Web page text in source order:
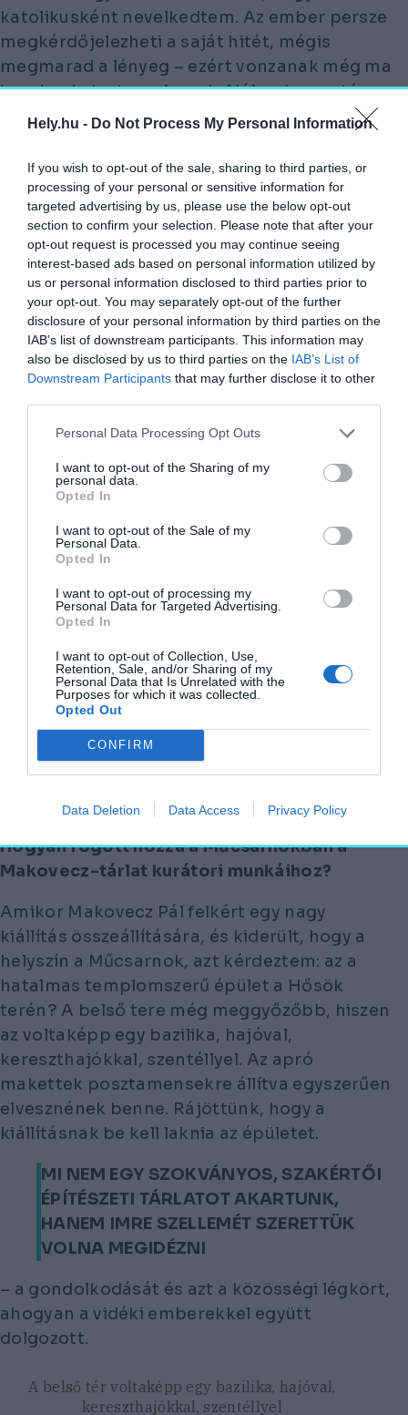
Hely.hu - Do Not Process My Personal Information
If you wish to opt-out of the sale, sharing to third parties, or
processing of your personal or sensitive information for
targeted advertising by us, please use the below opt-out
section to confirm your selection. Please note that after your
opt-out request is processed you may continue seeing
interest-based ads based on personal information utilized by
us or personal information disclosed to third parties prior to
your opt-out. You may separately opt-out of the further
disclosure of your personal information by third parties on the
IAB’s list of downstream participants. This information may
also be disclosed by us to third parties on the IAB’s List of
Downstream Participants that may further disclose it to other
Personal Data Processing Opt Outs
I want to opt-out of the Sharing of my
personal data.
Opted In
I want to opt-out of the Sale of my
Personal Data.
Opted In
I want to opt-out of processing my
Personal Data for Targeted Advertising.
Opted In
I want to opt-out of Collection, Use,
Retention, Sale, and/or Sharing of my
Personal Data that Is Unrelated with the
Purposes for which it was collected.
Opted Out
CONFIRM
Data Deletion Data Access Privacy Policy
katolikusként nevelkedtem. Az ember persze
megkérdőjelezheti a saját hitét, mégis
megmarad a lényeg – ezért vonzanak még ma
is sokunkat a templomok. Nála a keresztény
réteg alatt érezni lehetett egy kereszténység
civilizáció előtti kultúrákért, főként a
keltákért. Írországban és Skóciában olyan
szimbólumokat és szerkezeteket ismert fel,
amelyek közel álltak az ősi magyar
gyökerekhez. Az olyan tájak, mint a Skót
Felföld, Erdélyt juttatták eszébe, mert
tágasak, vadak, kicsit kísértetiesek.
EGY NAP LERAJZOLTA AZ ÉLETFÁT: FENT
A FÉNYBEN IS FA, LENT A SÖTÉT FÖLDBEN
IS FA, ÉG ÉS FÖLD EGYMÁS TÜKÖRKÉPE…
Aztán Jézus Krisztust rajzolta le, amint
angyalként alászáll. Ez számára a keresztény
Hiszekegyképi megfelelője volt: „Alászállt a
hanem az ürességbe ereszkedett le, hogy
onnan lelkeket hozzon fel a világosságra.
Emiatt alkalmazott például üvegpadlót,
amely a lenti világot is feltárja: angyalok és
ember ezen a feszültségen átlépve halad a
fény felé. Mindez teológia, épített térben
megformálva.
"Egy nap lerajzolta az Életfát..."
Ugorjunk egyet a mostani kiállításra.
Hogyan fogott hozzá a Műcsarnokban a
Makovecz-tárlat kurátori munkáihoz?
Amikor Makovecz Pál felkért egy nagy
kiállítás összeállítására, és kiderült, hogy a
helyszín a Műcsarnok, azt kérdeztem: az a
hatalmas templomszerű épület a Hősök
terén? A belső tere még meggyőzőbb, hiszen
az voltaképp egy bazilika, hajóval,
kereszthajókkal, szentéllyel. Az apró
makettek posztamensekre állítva egyszerűen
elvesznének benne. Rájöttünk, hogy a
kiállításnak be kell laknia az épületet.
MI NEM EGY SZOKVÁNYOS, SZAKÉRTŐI
ÉPÍTÉSZETI TÁRLATOT AKARTUNK,
HANEM IMRE SZELLEMÉT SZERETTÜK
VOLNA MEGIDÉZNI
– a gondolkodását és azt a közösségi légkört,
ahogyan a vidéki emberekkel együtt
dolgozott.
A belső tér voltaképp egy bazilika, hajóval,
kereszthajókkal, szentéllyel